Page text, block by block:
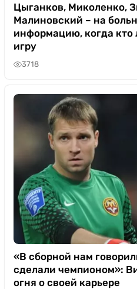
Цыганков, Миколенко,
Малиновский – на
информацию, когда кто
игру
3718
«В сборной нам
сделали чемпионом»:
огня о своей карьере